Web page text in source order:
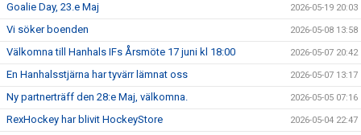
Goalie Day, 23.e Maj 2026-05-19 20:03
Vi söker boenden 2026-05-08 13:58
Välkomna till Hanhals IFs Årsmöte 17 juni kl 18:00 2026-05-07 20:42
En Hanhalsstjärna har tyvärr lämnat oss 2026-05-07 13:17
Ny partnerträff den 28:e Maj, välkomna. 2026-05-05 07:16
RexHockey har blivit HockeyStore 2026-05-04 22:47